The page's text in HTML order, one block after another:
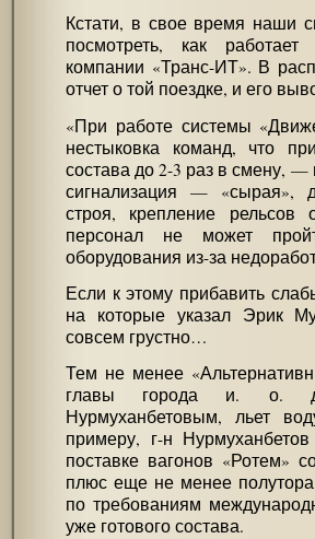
Кстати, в свое время наши
посмотреть, как
компании «Транс-ИТ». В
отчет о той поездке, и его
«При работе системы
нестыковка команд, что
состава до 2-3 раз в смену,
сигнализация — «сырая»,
строя, крепление рельсов
персонал не может
оборудования из-за
Если к этому прибавить
на которые указал Эрик
совсем грустно…
Тем не менее
главы города и. о.
Нурмуханбетовым, льет
примеру, г-н
поставке вагонов «Ротем»
плюс еще не менее
по требованиям
уже готового состава.